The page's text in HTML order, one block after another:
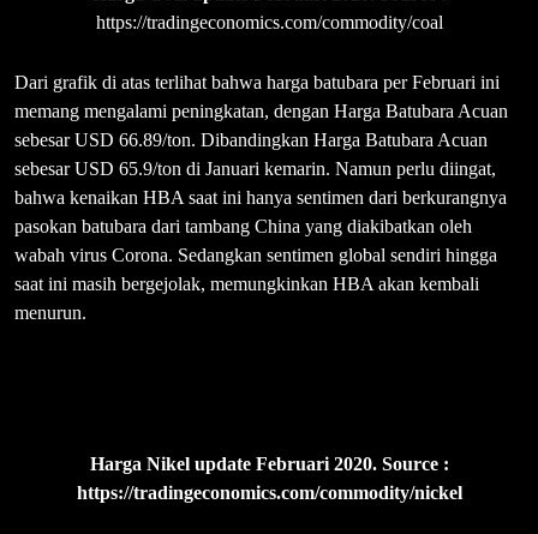
https://tradingeconomics.com/commodity/coal
Dari grafik di atas terlihat bahwa harga batubara per Februari ini
memang mengalami peningkatan, dengan Harga Batubara Acuan
sebesar USD 66.89/ton. Dibandingkan Harga Batubara Acuan
sebesar USD 65.9/ton di Januari kemarin. Namun perlu diingat,
bahwa kenaikan HBA saat ini hanya sentimen dari berkurangnya
pasokan batubara dari tambang China yang diakibatkan oleh
wabah virus Corona. Sedangkan sentimen global sendiri hingga
saat ini masih bergejolak, memungkinkan HBA akan kembali
menurun.
Harga Nikel update Februari 2020. Source :
https://tradingeconomics.com/commodity/nickel